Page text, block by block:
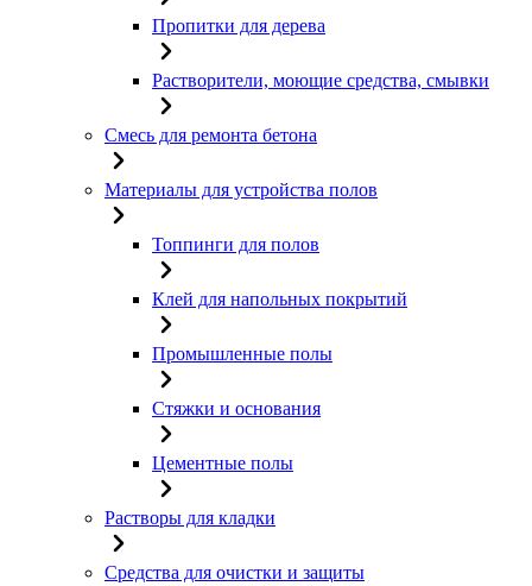
Пропитки для дерева
Растворители, моющие средства, смывки
Смесь для ремонта бетона
Материалы для устройства полов
Топпинги для полов
Клей для напольных покрытий
Промышленные полы
Стяжки и основания
Цементные полы
Растворы для кладки
Средства для очистки и защиты